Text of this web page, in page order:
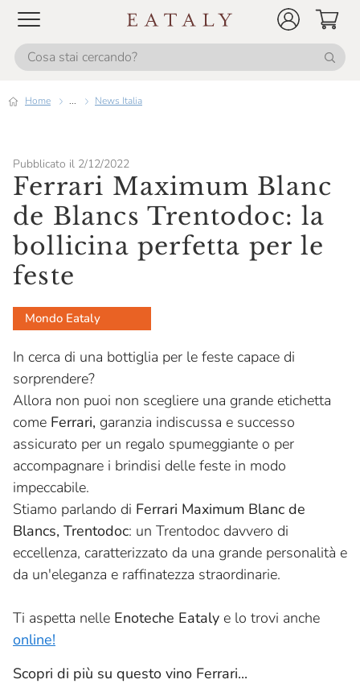
Home ... News Italia
Pubblicato il 2/12/2022
Ferrari Maximum Blanc
de Blancs Trentodoc: la
bollicina perfetta per le
feste
Mondo Eataly
In cerca di una bottiglia per le feste capace di
sorprendere?
Allora non puoi non scegliere una grande etichetta
come Ferrari, garanzia indiscussa e successo
assicurato per un regalo spumeggiante o per
accompagnare i brindisi delle feste in modo
impeccabile.
Stiamo parlando di Ferrari Maximum Blanc de
Blancs, Trentodoc: un Trentodoc davvero di
eccellenza, caratterizzato da una grande personalità e
da un'eleganza e raffinatezza straordinarie.
Ti aspetta nelle Enoteche Eataly e lo trovi anche
online!
Scopri di più su questo vino Ferrari...